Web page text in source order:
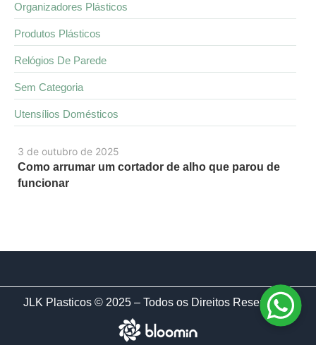
3 de outubro de 2025
Como arrumar um cortador de alho que parou de
funcionar
Organizadores Plásticos
Produtos Plásticos
Relógios De Parede
Sem Categoria
Utensílios Domésticos
JLK Plasticos © 2025 – Todos os Direitos Reservados